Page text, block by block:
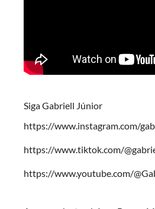
Siga Gabriell Júnior
https://www.instagram.com/
https://www.tiktok.com/
https://www.youtube.com/